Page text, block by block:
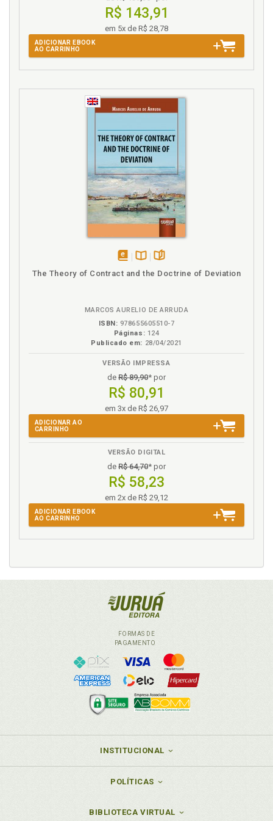
Tributário. Impacto da carga tributária sobre o
endividamento das famílias. Melina Rocha Lukic, p.
167
Uma visão regulatória da prevenção e tratamento do
superendividamento no Brasil. Antônio José
Vivências da comissão de proteção ao consumidor
superendividado da defensoria pública. Alessandra
Bentes Teixeira Vivas / Larissa Ellias Guimarães
Davidovich / Patrícia Cardoso Maciel Tavares, p. 53
R$ 143,91
em 5x de R$ 28,78
ADICIONAR EBOOK
AO CARRINHO
disponívelDisponível
The Theory of Contract and the Doctrine of Deviation
MARCOS AURELIO DE ARRUDA
ISBN: 978655605510-7
Páginas: 124
Publicado em: 28/04/2021
VERSÃO IMPRESSA
de R$ 89,90* por
R$ 80,91
em 3x de R$ 26,97
ADICIONAR AO
CARRINHO
VERSÃO DIGITAL
de R$ 64,70* por
R$ 58,23
em 2x de R$ 29,12
ADICIONAR EBOOK
AO CARRINHO
FORMAS DE
PAGAMENTO
INSTITUCIONAL
POLÍTICAS
BIBLIOTECA VIRTUAL